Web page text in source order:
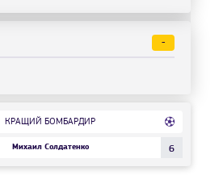
-
КРАЩИЙ БОМБАРДИР
Михаил Солдатенко 6